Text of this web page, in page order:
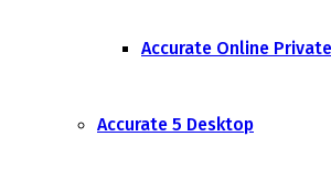
Accurate Online
Accurate 5 Desktop